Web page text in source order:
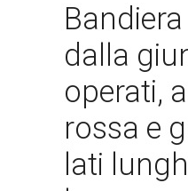
dalla
operati,
rossa e
lati